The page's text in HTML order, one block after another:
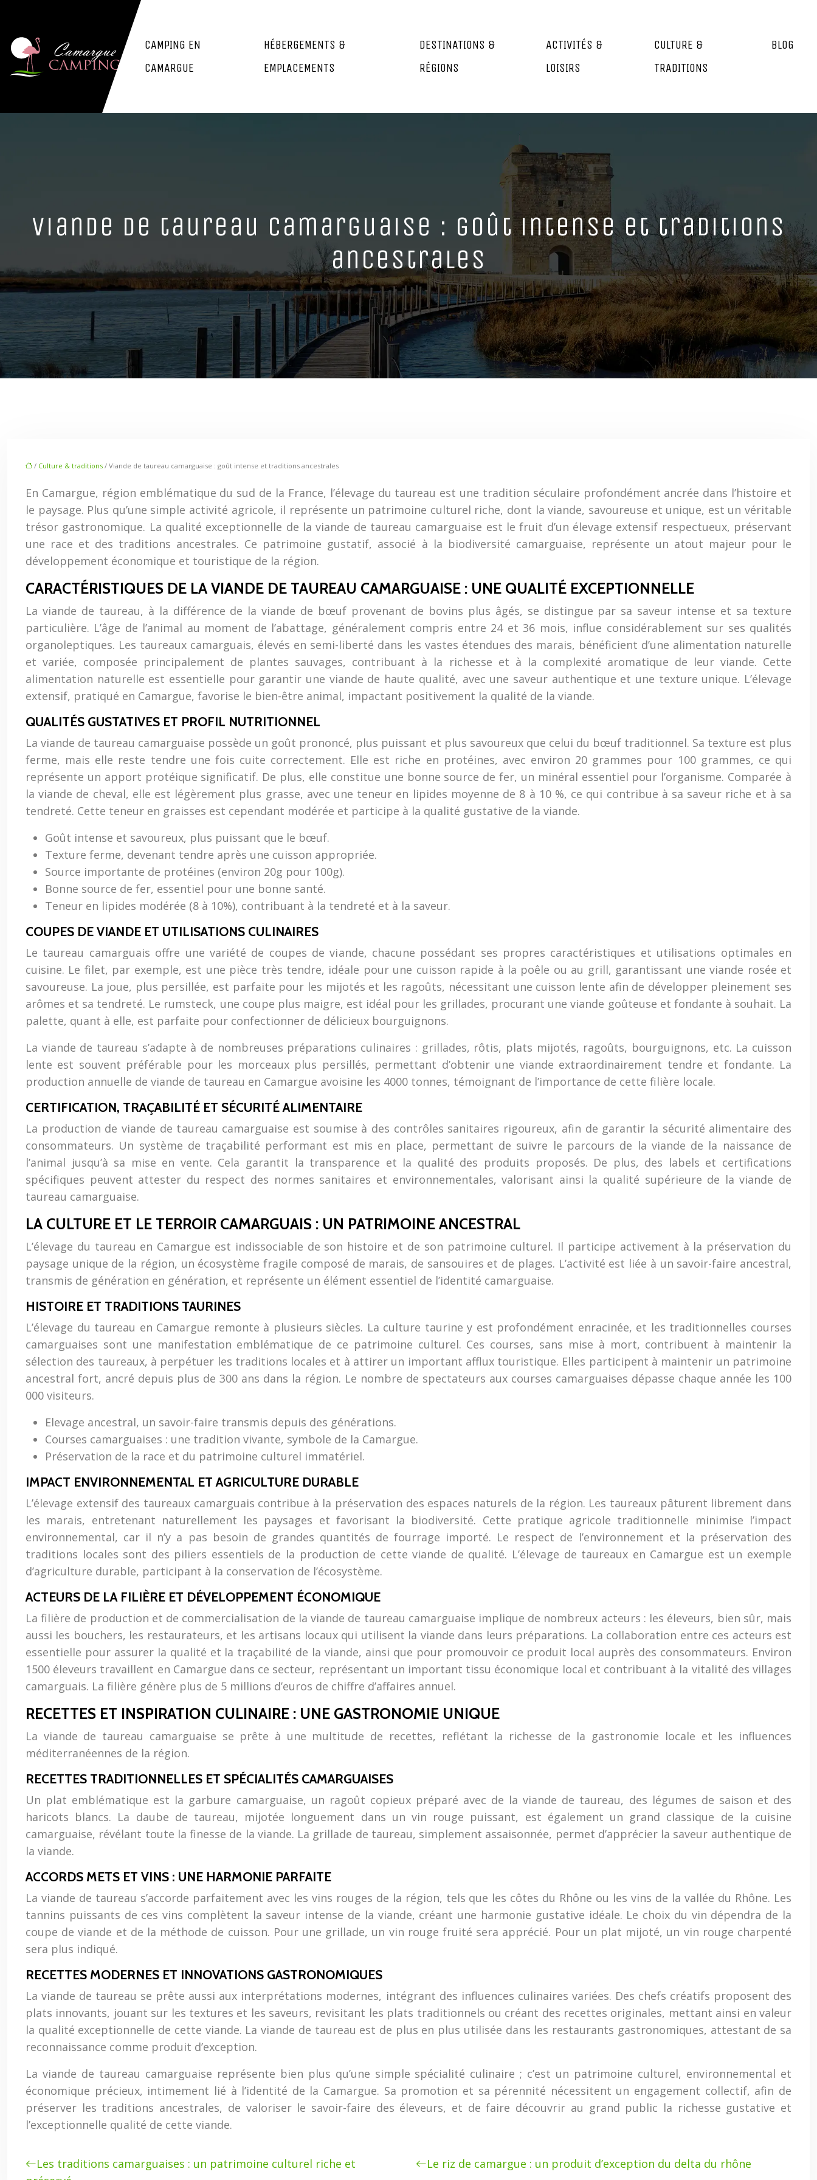
CAMPING EN
CAMARGUE
HÉBERGEMENTS &
EMPLACEMENTS
DESTINATIONS &
RÉGIONS
ACTIVITÉS &
LOISIRS
CULTURE &
TRADITIONS
BLOG
Viande de taureau camarguaise : goût intense et traditions
ancestrales
/ Culture & traditions / Viande de taureau camarguaise : goût intense et traditions ancestrales
En Camargue, région emblématique du sud de la France, l’élevage du taureau est une tradition séculaire profondément ancrée dans l’histoire et
le paysage. Plus qu’une simple activité agricole, il représente un patrimoine culturel riche, dont la viande, savoureuse et unique, est un véritable
trésor gastronomique. La qualité exceptionnelle de la viande de taureau camarguaise est le fruit d’un élevage extensif respectueux, préservant
une race et des traditions ancestrales. Ce patrimoine gustatif, associé à la biodiversité camarguaise, représente un atout majeur pour le
développement économique et touristique de la région.
CARACTÉRISTIQUES DE LA VIANDE DE TAUREAU CAMARGUAISE : UNE QUALITÉ EXCEPTIONNELLE
La viande de taureau, à la différence de la viande de bœuf provenant de bovins plus âgés, se distingue par sa saveur intense et sa texture
particulière. L’âge de l’animal au moment de l’abattage, généralement compris entre 24 et 36 mois, influe considérablement sur ses qualités
organoleptiques. Les taureaux camarguais, élevés en semi-liberté dans les vastes étendues des marais, bénéficient d’une alimentation naturelle
et variée, composée principalement de plantes sauvages, contribuant à la richesse et à la complexité aromatique de leur viande. Cette
alimentation naturelle est essentielle pour garantir une viande de haute qualité, avec une saveur authentique et une texture unique. L’élevage
extensif, pratiqué en Camargue, favorise le bien-être animal, impactant positivement la qualité de la viande.
QUALITÉS GUSTATIVES ET PROFIL NUTRITIONNEL
La viande de taureau camarguaise possède un goût prononcé, plus puissant et plus savoureux que celui du bœuf traditionnel. Sa texture est plus
ferme, mais elle reste tendre une fois cuite correctement. Elle est riche en protéines, avec environ 20 grammes pour 100 grammes, ce qui
représente un apport protéique significatif. De plus, elle constitue une bonne source de fer, un minéral essentiel pour l’organisme. Comparée à
la viande de cheval, elle est légèrement plus grasse, avec une teneur en lipides moyenne de 8 à 10 %, ce qui contribue à sa saveur riche et à sa
tendreté. Cette teneur en graisses est cependant modérée et participe à la qualité gustative de la viande.
Goût intense et savoureux, plus puissant que le bœuf.
Texture ferme, devenant tendre après une cuisson appropriée.
Source importante de protéines (environ 20g pour 100g).
Bonne source de fer, essentiel pour une bonne santé.
Teneur en lipides modérée (8 à 10%), contribuant à la tendreté et à la saveur.
COUPES DE VIANDE ET UTILISATIONS CULINAIRES
Le taureau camarguais offre une variété de coupes de viande, chacune possédant ses propres caractéristiques et utilisations optimales en
cuisine. Le filet, par exemple, est une pièce très tendre, idéale pour une cuisson rapide à la poêle ou au grill, garantissant une viande rosée et
savoureuse. La joue, plus persillée, est parfaite pour les mijotés et les ragoûts, nécessitant une cuisson lente afin de développer pleinement ses
arômes et sa tendreté. Le rumsteck, une coupe plus maigre, est idéal pour les grillades, procurant une viande goûteuse et fondante à souhait. La
palette, quant à elle, est parfaite pour confectionner de délicieux bourguignons.
La viande de taureau s’adapte à de nombreuses préparations culinaires : grillades, rôtis, plats mijotés, ragoûts, bourguignons, etc. La cuisson
lente est souvent préférable pour les morceaux plus persillés, permettant d’obtenir une viande extraordinairement tendre et fondante. La
production annuelle de viande de taureau en Camargue avoisine les 4000 tonnes, témoignant de l’importance de cette filière locale.
CERTIFICATION, TRAÇABILITÉ ET SÉCURITÉ ALIMENTAIRE
La production de viande de taureau camarguaise est soumise à des contrôles sanitaires rigoureux, afin de garantir la sécurité alimentaire des
consommateurs. Un système de traçabilité performant est mis en place, permettant de suivre le parcours de la viande de la naissance de
l’animal jusqu’à sa mise en vente. Cela garantit la transparence et la qualité des produits proposés. De plus, des labels et certifications
spécifiques peuvent attester du respect des normes sanitaires et environnementales, valorisant ainsi la qualité supérieure de la viande de
taureau camarguaise.
LA CULTURE ET LE TERROIR CAMARGUAIS : UN PATRIMOINE ANCESTRAL
L’élevage du taureau en Camargue est indissociable de son histoire et de son patrimoine culturel. Il participe activement à la préservation du
paysage unique de la région, un écosystème fragile composé de marais, de sansouires et de plages. L’activité est liée à un savoir-faire ancestral,
transmis de génération en génération, et représente un élément essentiel de l’identité camarguaise.
HISTOIRE ET TRADITIONS TAURINES
L’élevage du taureau en Camargue remonte à plusieurs siècles. La culture taurine y est profondément enracinée, et les traditionnelles courses
camarguaises sont une manifestation emblématique de ce patrimoine culturel. Ces courses, sans mise à mort, contribuent à maintenir la
sélection des taureaux, à perpétuer les traditions locales et à attirer un important afflux touristique. Elles participent à maintenir un patrimoine
ancestral fort, ancré depuis plus de 300 ans dans la région. Le nombre de spectateurs aux courses camarguaises dépasse chaque année les 100
000 visiteurs.
Elevage ancestral, un savoir-faire transmis depuis des générations.
Courses camarguaises : une tradition vivante, symbole de la Camargue.
Préservation de la race et du patrimoine culturel immatériel.
IMPACT ENVIRONNEMENTAL ET AGRICULTURE DURABLE
L’élevage extensif des taureaux camarguais contribue à la préservation des espaces naturels de la région. Les taureaux pâturent librement dans
les marais, entretenant naturellement les paysages et favorisant la biodiversité. Cette pratique agricole traditionnelle minimise l’impact
environnemental, car il n’y a pas besoin de grandes quantités de fourrage importé. Le respect de l’environnement et la préservation des
traditions locales sont des piliers essentiels de la production de cette viande de qualité. L’élevage de taureaux en Camargue est un exemple
d’agriculture durable, participant à la conservation de l’écosystème.
ACTEURS DE LA FILIÈRE ET DÉVELOPPEMENT ÉCONOMIQUE
La filière de production et de commercialisation de la viande de taureau camarguaise implique de nombreux acteurs : les éleveurs, bien sûr, mais
aussi les bouchers, les restaurateurs, et les artisans locaux qui utilisent la viande dans leurs préparations. La collaboration entre ces acteurs est
essentielle pour assurer la qualité et la traçabilité de la viande, ainsi que pour promouvoir ce produit local auprès des consommateurs. Environ
1500 éleveurs travaillent en Camargue dans ce secteur, représentant un important tissu économique local et contribuant à la vitalité des villages
camarguais. La filière génère plus de 5 millions d’euros de chiffre d’affaires annuel.
RECETTES ET INSPIRATION CULINAIRE : UNE GASTRONOMIE UNIQUE
La viande de taureau camarguaise se prête à une multitude de recettes, reflétant la richesse de la gastronomie locale et les influences
méditerranéennes de la région.
RECETTES TRADITIONNELLES ET SPÉCIALITÉS CAMARGUAISES
Un plat emblématique est la garbure camarguaise, un ragoût copieux préparé avec de la viande de taureau, des légumes de saison et des
haricots blancs. La daube de taureau, mijotée longuement dans un vin rouge puissant, est également un grand classique de la cuisine
camarguaise, révélant toute la finesse de la viande. La grillade de taureau, simplement assaisonnée, permet d’apprécier la saveur authentique de
la viande.
ACCORDS METS ET VINS : UNE HARMONIE PARFAITE
La viande de taureau s’accorde parfaitement avec les vins rouges de la région, tels que les côtes du Rhône ou les vins de la vallée du Rhône. Les
tannins puissants de ces vins complètent la saveur intense de la viande, créant une harmonie gustative idéale. Le choix du vin dépendra de la
coupe de viande et de la méthode de cuisson. Pour une grillade, un vin rouge fruité sera apprécié. Pour un plat mijoté, un vin rouge charpenté
sera plus indiqué.
RECETTES MODERNES ET INNOVATIONS GASTRONOMIQUES
La viande de taureau se prête aussi aux interprétations modernes, intégrant des influences culinaires variées. Des chefs créatifs proposent des
plats innovants, jouant sur les textures et les saveurs, revisitant les plats traditionnels ou créant des recettes originales, mettant ainsi en valeur
la qualité exceptionnelle de cette viande. La viande de taureau est de plus en plus utilisée dans les restaurants gastronomiques, attestant de sa
reconnaissance comme produit d’exception.
La viande de taureau camarguaise représente bien plus qu’une simple spécialité culinaire ; c’est un patrimoine culturel, environnemental et
économique précieux, intimement lié à l’identité de la Camargue. Sa promotion et sa pérennité nécessitent un engagement collectif, afin de
préserver les traditions ancestrales, de valoriser le savoir-faire des éleveurs, et de faire découvrir au grand public la richesse gustative et
l’exceptionnelle qualité de cette viande.
Les traditions camarguaises : un patrimoine culturel riche et
Le riz de camargue : un produit d’exception du delta du rhône